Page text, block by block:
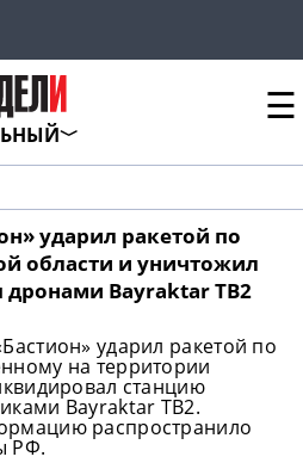
☰
ударил ракетой по
области и уничтожил
Bayraktar TB2
ударил ракетой по
на территории
станцию
Bayraktar TB2.
распространило
РФ.